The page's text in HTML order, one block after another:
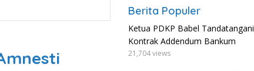
Berita Populer
Ketua PDKP Babel Tandatangani
Kontrak Addendum Bankum
21,704 views